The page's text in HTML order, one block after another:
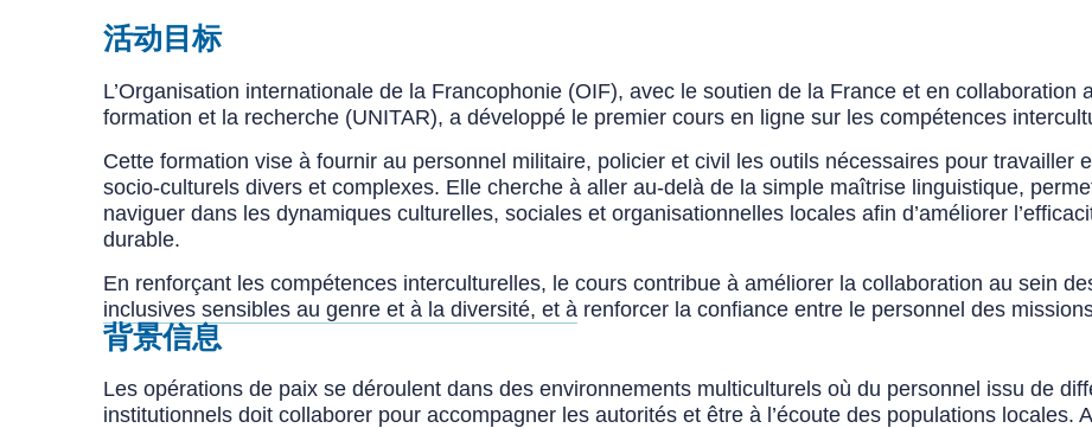
活动目标
L’Organisation internationale de la Francophonie (OIF), avec le soutien de la France et en collaboration
formation et la recherche (UNITAR), a développé le premier cours en ligne sur les compétences
Cette formation vise à fournir au personnel militaire, policier et civil les outils nécessaires pour travailler
socio-culturels divers et complexes. Elle cherche à aller au-delà de la simple maîtrise linguistique,
naviguer dans les dynamiques culturelles, sociales et organisationnelles locales afin d’améliorer
durable.
En renforçant les compétences interculturelles, le cours contribue à améliorer la collaboration au sein
inclusives sensibles au genre et à la diversité, et à renforcer la confiance entre le personnel des
背景信息
Les opérations de paix se déroulent dans des environnements multiculturels où du personnel issu de
institutionnels doit collaborer pour accompagner les autorités et être à l’écoute des populations locales.